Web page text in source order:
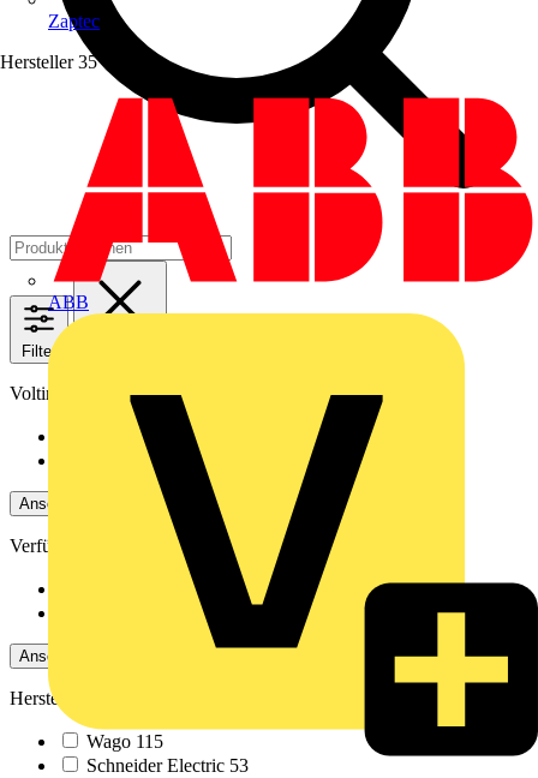
Zaptec
Hersteller 35
ABB
Filter
Voltimum+ Treueprogramm
7657
Ansehen -4 Mehr
Verfügbarkeit
281
Nicht verfügbar
Ansehen -4 Mehr
Hersteller
Wago 115
Schneider Electric 53